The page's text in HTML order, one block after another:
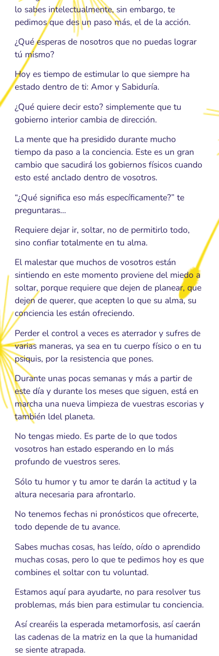
lo sabes intelectualmente, sin embargo, te
pedimos que des un paso más, el de la acción.
¿Qué esperas de nosotros que no puedas lograr
tú mismo?
Hoy es tiempo de estimular lo que siempre ha
estado dentro de ti: Amor y Sabiduría.
¿Qué quiere decir esto? simplemente que tu
gobierno interior cambia de dirección.
La mente que ha presidido durante mucho
tiempo da paso a la conciencia. Este es un gran
cambio que sacudirá los gobiernos físicos cuando
esto esté anclado dentro de vosotros.
“¿Qué significa eso más específicamente?” te
preguntaras…
Requiere dejar ir, soltar, no de permitirlo todo,
sino confiar totalmente en tu alma.
El malestar que muchos de vosotros están
sintiendo en este momento proviene del miedo a
soltar, porque requiere que dejen de planear, que
dejen de querer, que acepten lo que su alma, su
conciencia les están ofreciendo.
Perder el control a veces es aterrador y sufres de
varias maneras, ya sea en tu cuerpo físico o en tu
psiquis, por la resistencia que pones.
Durante unas pocas semanas y más a partir de
este día y durante los meses que siguen, está en
marcha una nueva limpieza de vuestras escorias y
también ldel planeta.
No tengas miedo. Es parte de lo que todos
vosotros han estado esperando en lo más
profundo de vuestros seres.
Sólo tu humor y tu amor te darán la actitud y la
altura necesaria para afrontarlo.
No tenemos fechas ni pronósticos que ofrecerte,
todo depende de tu avance.
Sabes muchas cosas, has leído, oído o aprendido
muchas cosas, pero lo que te pedimos hoy es que
combines el soltar con tu voluntad.
Estamos aquí para ayudarte, no para resolver tus
problemas, más bien para estimular tu conciencia.
Así crearéis la esperada metamorfosis, así caerán
las cadenas de la matriz en la que la humanidad
se siente atrapada.